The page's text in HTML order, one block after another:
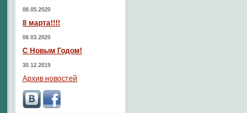
08.05.2020
8 марта!!!!
08.03.2020
С Новым Годом!
30.12.2019
Архив новостей